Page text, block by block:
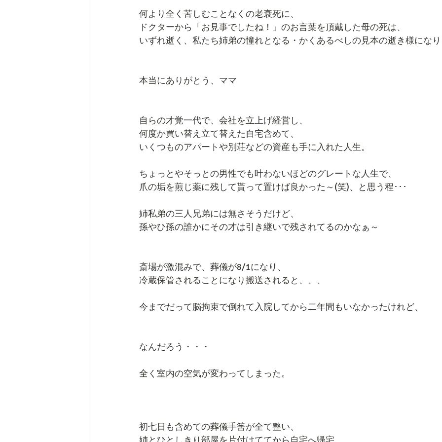
何より全く苦しむことなくの老衰死に、
ドクターから「お見事でしたね！」のお言葉を頂戴した母の死は、
いずれ逝く、私たち姉弟の憧れとなる・かくあるべしの見本の逝き様にな
本当にありがとう、ママ
自らの才覚一代で、会社を立上げ経営し、
何度か買い替え立て替えた自宅含めて、
いくつものアパートや別荘などの資産も手に入れた人生。
ちょっとやそっとの男性でも叶わないほどのグレートな人生で、
爪の垢を煎じ薬に残して貰って置けば良かった～(笑)、と思う程･･･
姉私弟の三人兄弟には無さそうだけど、
孫やひ孫の誰かにその才は引き継いで残されてるのかなぁ～
斎場が激混みで、葬儀が8/1になり、
冷蔵保管されることになり搬送されると、、、
今までだって脳拘束で倒れて入院してから二年間もいなかったけれど、
なんだろう・・・
全く室内の空気が変わってしまった。
初七日も含めての葬儀手筈が全て整い、